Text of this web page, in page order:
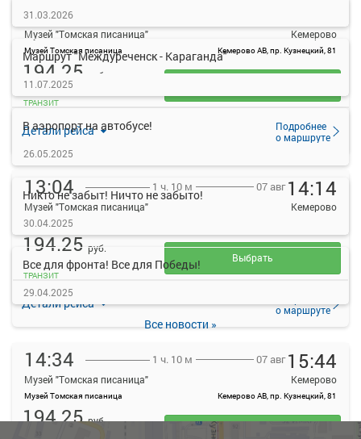
10:54
Музей "Томская писаница"
Музей Томская писаница
Кемерово
Кемерово АВ, пр. Кузнецкий, 81
Детали рейса
Подробнее
о маршруте
194.25 руб.
ТРАНЗИТ
13:04
Музей "Томская писаница"
Музей Томская писаница
1 ч. 10 м 07 авг 14:14
Кемерово
Детали рейса
о маршруте
194.25 руб.
ТРАНЗИТ
Выбрать
14:34
Музей "Томская писаница"
Музей Томская писаница
1 ч. 10 м 07 авг 15:44
Кемерово
Кемерово АВ, пр. Кузнецкий, 81
194.25 руб.
31.03.2026
Маршрут "Междуреченск - Караганда"
11.07.2025
В аэропорт на автобусе!
26.05.2025
Никто не забыт! Ничто не забыто!
30.04.2025
Все для фронта! Все для Победы!
29.04.2025
Все новости »